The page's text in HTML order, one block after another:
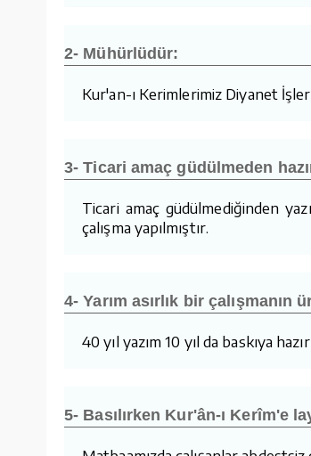
2- Mühürlüdür:
Kur'an-ı Kerimlerimiz Diyanet
3- Ticari amaç güdülmeden
Ticari amaç güdülmediğinden
çalışma yapılmıştır.
4- Yarım asırlık bir çalışmanın
40 yıl yazım 10 yıl da baskıya
5- Basılırken Kur'ân-ı Kerîm'e